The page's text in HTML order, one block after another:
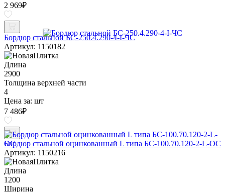
2 969₽
Бордюр стальной БС-250.4.290-4-I-ЧС
Артикул: 1150182
Длина
2900
Толщина верхней части
4
Цена за: шт
7 486₽
Бордюр стальной оцинкованный L типа БС-100.70.120-2-L-ОС
Артикул: 1150216
Длина
1200
Ширина